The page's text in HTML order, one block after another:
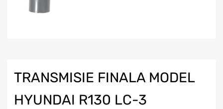
TRANSMISIE FINALA MODEL
HYUNDAI R130 LC-3